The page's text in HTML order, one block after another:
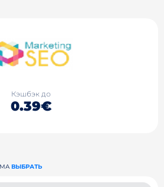
Кэшбэк до
0.39€
ВЫБРАТЬ